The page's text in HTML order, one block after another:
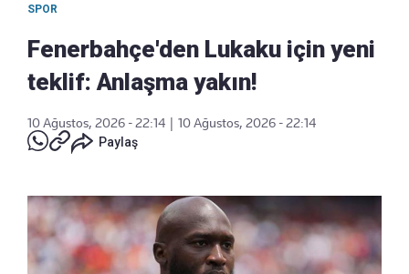
SPOR
Fenerbahçe'den Lukaku için yeni
teklif: Anlaşma yakın!
10 Ağustos, 2026 - 22:14
10 Ağustos, 2026 - 22:14
Paylaş